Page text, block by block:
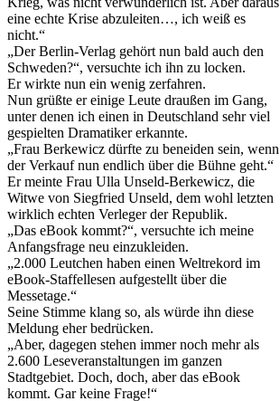
eine echte Krise abzuleiten…, ich weiß es
nicht.“
„Der Berlin-Verlag gehört nun bald auch den
Schweden?“, versuchte ich ihn zu locken.
Er wirkte nun ein wenig zerfahren.
Nun grüßte er einige Leute draußen im Gang,
unter denen ich einen in Deutschland sehr viel
gespielten Dramatiker erkannte.
„Frau Berkewicz dürfte zu beneiden sein, wenn
der Verkauf nun endlich über die Bühne geht.“
Er meinte Frau Ulla Unseld-Berkewicz, die
Witwe von Siegfried Unseld, dem wohl letzten
wirklich echten Verleger der Republik.
„Das eBook kommt?“, versuchte ich meine
Anfangsfrage neu einzukleiden.
„2.000 Leutchen haben einen Weltrekord im
eBook-Staffellesen aufgestellt über die
Messetage.“
Seine Stimme klang so, als würde ihn diese
Meldung eher bedrücken.
„Aber, dagegen stehen immer noch mehr als
2.600 Leseveranstaltungen im ganzen
Stadtgebiet. Doch, doch, aber das eBook
kommt. Gar keine Frage!“